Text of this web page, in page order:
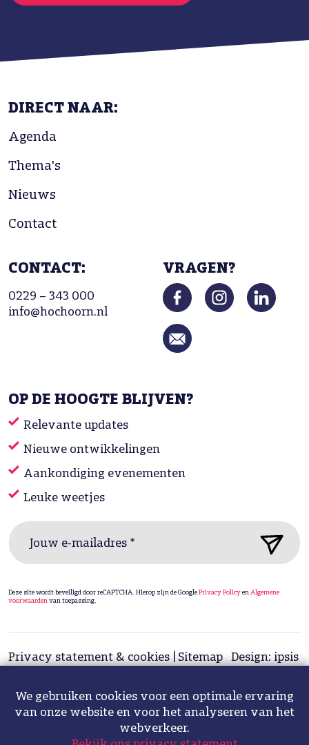
We gebruiken cookies voor een optimale ervaring
van onze website en voor het analyseren van het
webverkeer.
DIRECT NAAR:
Agenda
Thema's
Nieuws
Contact
CONTACT:
0229 – 343 000
info@hochoorn.nl
VRAGEN?
OP DE HOOGTE BLIJVEN?
Relevante updates
Nieuwe ontwikkelingen
Aankondiging evenementen
Leuke weetjes
Jouw e-mailadres *
Deze site wordt beveiligd door reCAPTCHA. Hierop zijn de GooglePrivacy PolicyenAlgemene
voorwaardenvan toepassing.
Privacy statement & cookies Sitemap
Design: ipsis